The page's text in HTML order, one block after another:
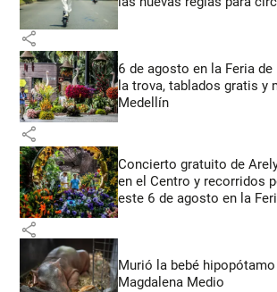
share
6 de agosto en la Feria
la trova, tablados gratis y
Medellín
share
Concierto gratuito de
en el Centro y recorridos
este 6 de agosto en la
share
Murió la bebé
Magdalena Medio